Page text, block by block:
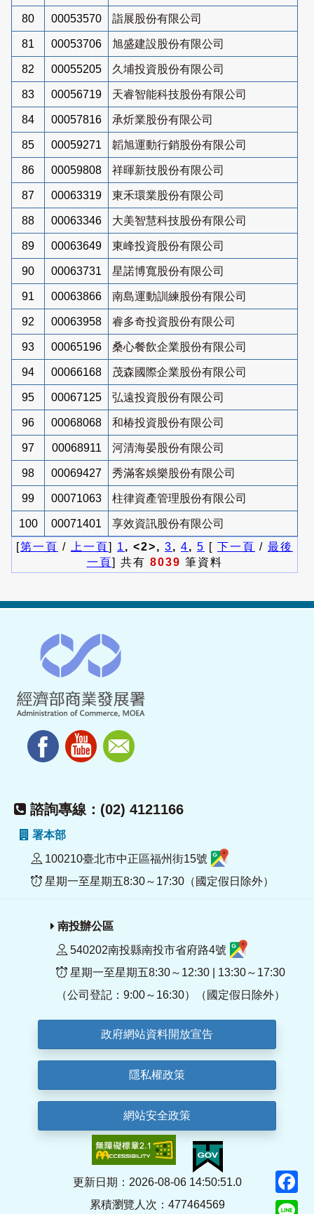
80 00053570 詣展股份有限公司
81 00053706 旭盛建設股份有限公司
82 00055205 久埔投資股份有限公司
83 00056719 天睿智能科技股份有限公司
84 00057816 承炘業股份有限公司
85 00059271 韜旭運動行銷股份有限公司
86 00059808 祥暉新技股份有限公司
87 00063319 東禾環業股份有限公司
88 00063346 大美智慧科技股份有限公司
89 00063649 東峰投資股份有限公司
90 00063731 星諾博寬股份有限公司
91 00063866 南島運動訓練股份有限公司
92 00063958 睿多奇投資股份有限公司
93 00065196 桑心餐飲企業股份有限公司
94 00066168 茂森國際企業股份有限公司
95 00067125 弘遠投資股份有限公司
96 00068068 和椿投資股份有限公司
97 00068911 河清海晏股份有限公司
98 00069427 秀滿客娛樂股份有限公司
99 00071063 柱律資產管理股份有限公司
100 00071401
享效資訊股份有限公司
[第一頁 / 上一頁] 1 , <2>, 3, 4, 5 [ 下一頁 / 最後
一頁] 共有 8039 筆資料
諮詢專線：(02) 4121166
署本部
100210臺北市中正區福州街15號
星期一至星期五8:30～17:30（國定假日除外）
南投辦公區
540202南投縣南投市省府路4號
星期一至星期五8:30～12:30 | 13:30～17:30
（公司登記：9:00～16:30）（國定假日除外）
政府網站資料開放宣告
隱私權政策
網站安全政策
更新日期：2026-08-06 14:50:51.0
累積瀏覽人次：477464569